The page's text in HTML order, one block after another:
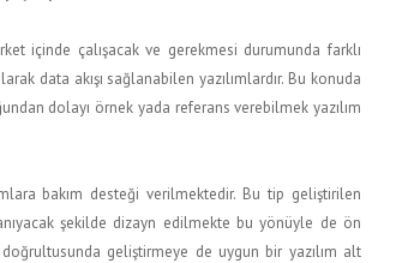
içinde çalışacak ve gerekmesi durumunda farklı
data akışı sağlanabilen yazılımlardır. Bu konuda
dolayı örnek yada referans verebilmek yazılım
bakım desteği verilmektedir. Bu tip geliştirilen
şekilde dizayn edilmekte bu yönüyle de ön
geliştirmeye de uygun bir yazılım alt